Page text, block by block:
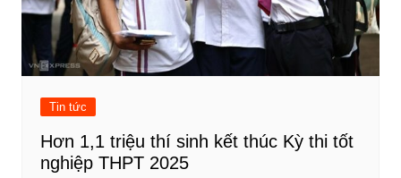
Tin tức
Hơn 1,1 triệu thí sinh kết thúc Kỳ thi tốt
nghiệp THPT 2025